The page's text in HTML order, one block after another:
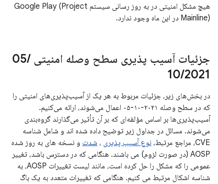
هیچ مشکل امنیتی در به روز رسانی سیستم Google Play (Project
Mainline) در این ماه وجود ندارد.
جزئیات آسیب پذیری سطح وصله امنیتی 05 /
10/2021
در بخش‌های زیر، جزئیات مربوط به هر یک از آسیب‌پذیری‌های امنیتی را
که در سطح وصله ۲۰۲۱-۱۰-۰۵ اعمال می‌شوند، ارائه می‌کنیم.
آسیب‌پذیری‌ها بر اساس مؤلفه‌ای که بر آن تأثیر می‌گذارند گروه‌بندی
می‌شوند. مسائل در جداول زیر توضیح داده شده اند و شامل شناسه
CVE، مراجع مرتبط،
نوع آسیب پذیری ، شدت و نسخه های به روز شده
AOSP (در صورت لزوم) می باشند. هنگامی که در دسترس باشد، تغییر
عمومی را که مشکل را حل کرده است، مانند لیست تغییرات AOSP، به
شناسه اشکال مرتبط می کنیم. هنگامی که تغییرات متعدد به یک باگ